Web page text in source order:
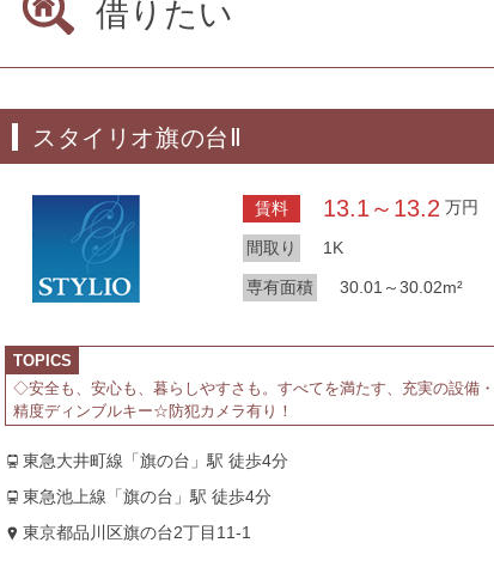
借りたい
スタイリオ旗の台Ⅱ
賃料 13.1～13.2 万円
間取り 1K
専有面積 30.01～30.02m²
TOPICS
◇安全も、安心も、暮らしやすさも。すべてを満たす、充実の設
精度ディンブルキー☆防犯カメラ有り！
東急大井町線「旗の台」駅 徒歩4分
東急池上線「旗の台」駅 徒歩4分
東京都品川区旗の台2丁目11-1